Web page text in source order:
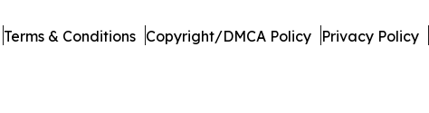
Terms & Conditions Copyright/DMCA Policy Privacy Policy